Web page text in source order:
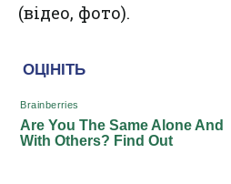
(відео, фото).